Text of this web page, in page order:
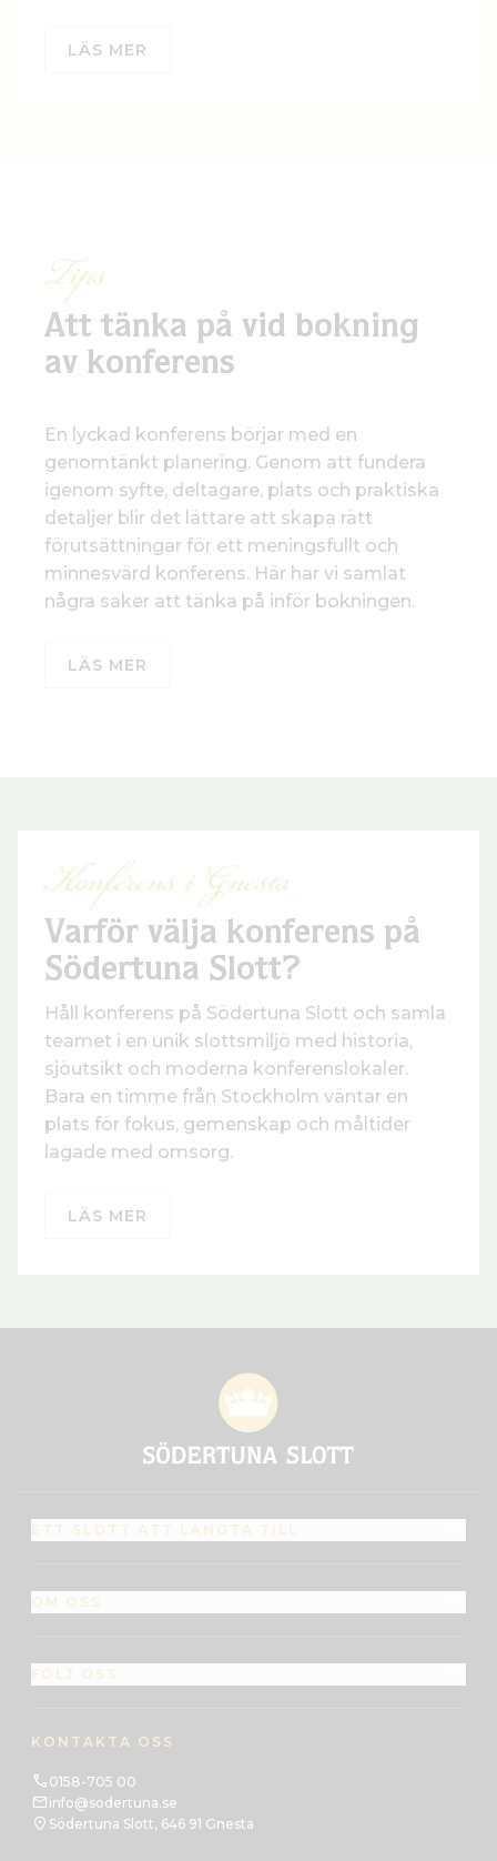
LÄS MER
Tips
Att tänka på vid bokning
av konferens
En lyckad konferens börjar med en
genomtänkt planering. Genom att fundera
igenom syfte, deltagare, plats och praktiska
detaljer blir det lättare att skapa rätt
förutsättningar för ett meningsfullt och
minnesvärd konferens. Här har vi samlat
några saker att tänka på inför bokningen.
LÄS MER
Konferens i Gnesta
Varför välja konferens på
Södertuna Slott?
Håll konferens på Södertuna Slott och samla
teamet i en unik slottsmiljö med historia,
sjöutsikt och moderna konferenslokaler.
Bara en timme från Stockholm väntar en
plats för fokus, gemenskap och måltider
lagade med omsorg.
LÄS MER
ETT SLOTT ATT LÄNGTA TILL
OM OSS
FÖLJ OSS
KONTAKTA OSS
0158-705 00
info@sodertuna.se
Södertuna Slott, 646 91 Gnesta